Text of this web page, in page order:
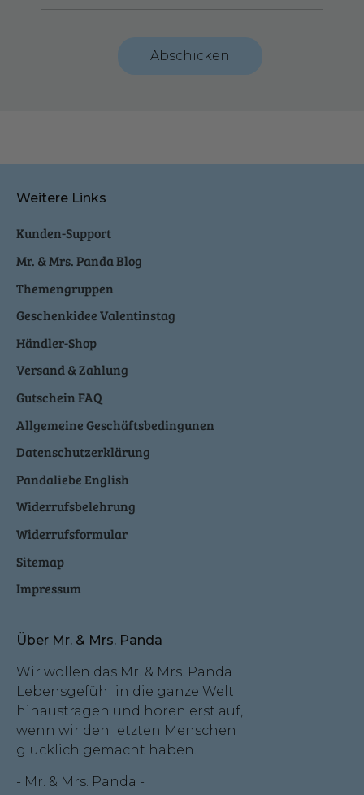
Abschicken
Weitere Links
Kunden-Support
Mr. & Mrs. Panda Blog
Themengruppen
Geschenkidee Valentinstag
Händler-Shop
Versand & Zahlung
Gutschein FAQ
Allgemeine Geschäftsbedingunen
Datenschutzerklärung
Pandaliebe English
Widerrufsbelehrung
Widerrufsformular
Sitemap
Impressum
Über Mr. & Mrs. Panda
Wir wollen das Mr. & Mrs. Panda
Lebensgefühl in die ganze Welt
hinaustragen und hören erst auf,
wenn wir den letzten Menschen
glücklich gemacht haben.
- Mr. & Mrs. Panda -